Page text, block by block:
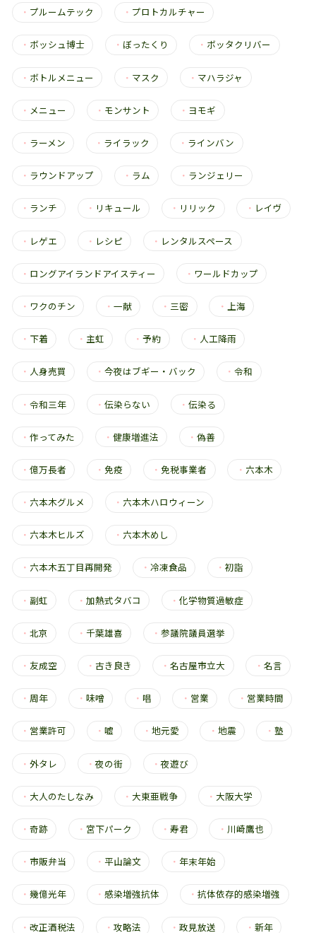
・ プルームテック ・ プロトカルチャー
・ ボッシュ博士 ・ ぼったくり ・ ボッタクリバー
・ ボトルメニュー ・ マスク ・ マハラジャ
・ メニュー ・ モンサント ・ ヨモギ
・ ラーメン ・ ライラック ・ ラインバン
・ ラウンドアップ ・ ラム ・ ランジェリー
・ ランチ ・ リキュール ・ リリック ・ レイヴ
・ レゲエ ・ レシピ ・ レンタルスペース
・ ロングアイランドアイスティー ・ ワールドカップ
・ ワクのチン ・一献 ・ 三密 ・ 上海
・ 下着 ・ 主虹 ・予約 ・ 人工降雨
・ 人身売買 ・今夜はブギー・バック ・令和
・ 令和三年 ・伝染らない ・伝染る
・ 作ってみた ・健康増進法 ・偽善
・ 億万長者 ・免疫 ・免税事業者 ・ 六本木
・ 六本木グルメ ・ 六本木ハロウィーン
・ 六本木ヒルズ ・ 六本木めし
・ 六本木五丁目再開発 ・冷凍食品 ・初詣
・ 副虹 ・加熱式タバコ ・化学物質過敏症
・ 北京 ・千葉雄喜 ・参議院議員選挙
・ 友成空 ・古き良き ・名古屋市立大 ・ 名言
・ 周年 ・味噌 ・唱 ・ 営業 ・ 営業時間
・ 営業許可 ・嘘 ・地元愛 ・ 地震 ・ 塾
・ 外タレ ・夜の街 ・夜遊び
・ 大人のたしなみ ・ 大東亜戦争 ・ 大阪大学
・ 奇跡 ・ 宮下パーク ・寿君 ・ 川崎鷹也
・ 市販弁当 ・平山論文 ・ 年末年始
・ 幾億光年 ・感染増強抗体 ・抗体依存的感染増強
・ 改正酒税法 ・攻略法 ・政見放送 ・ 新年